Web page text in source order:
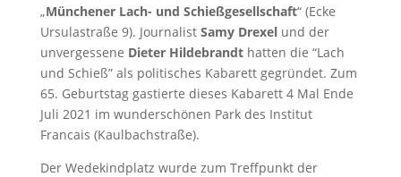
„Münchener Lach- und Schießgesellschaft“ (Ecke
Ursulastraße 9). Journalist Samy Drexelund der
unvergessene Dieter Hildebrandthatten die “Lach
und Schieß” als politisches Kabarett gegründet. Zum
65. Geburtstag gastierte dieses Kabarett 4 Mal Ende
Juli 2021 im wunderschönen Park des Institut
Francais (Kaulbachstraße).
Der Wedekindplatz wurde zum Treffpunkt der